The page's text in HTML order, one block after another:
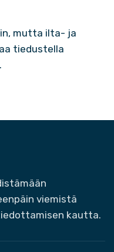
mutta ilta- ja
tiedustella
viemistä
kautta.